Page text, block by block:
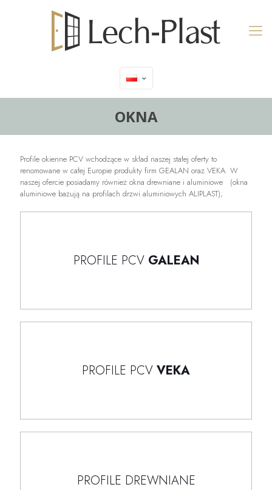
OKNA
Profile okienne PCV wchodzące w skład naszej stałej oferty to
renomowane w całej Europie produkty firm GEALAN oraz VEKA. W
naszej ofercie posiadamy również okna drewniane i aluminiowe (okna
aluminiowe bazują na profilach drzwi aluminiowych ALIPLAST);
PROFILE PCV GALEAN
PROFILE PCV VEKA
PROFILE DREWNIANE